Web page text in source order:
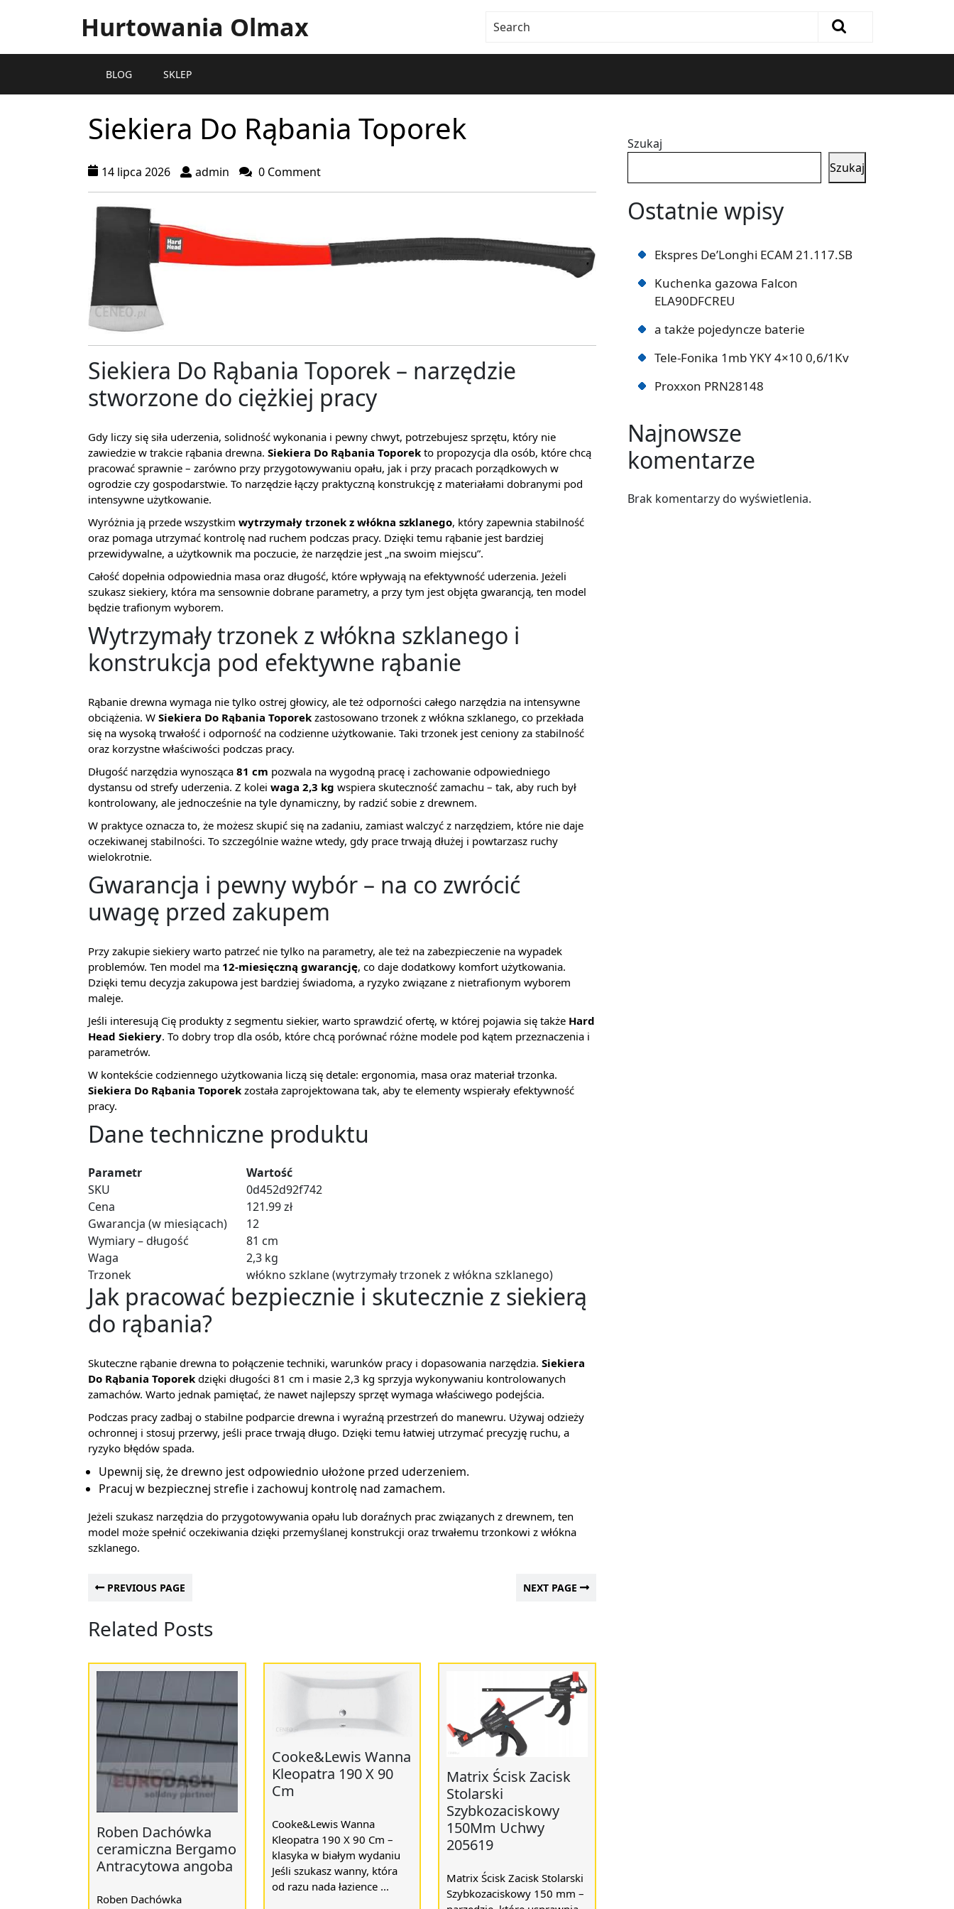
Hurtowania Olmax
BLOG SKLEP
Siekiera Do Rąbania Toporek
14 lipca 2026 admin 0 Comment
Siekiera Do Rąbania Toporek – narzędzie
stworzone do ciężkiej pracy
Gdy liczy się siła uderzenia, solidność wykonania i pewny chwyt, potrzebujesz sprzętu, który nie
zawiedzie w trakcie rąbania drewna. Siekiera Do Rąbania Toporek to propozycja dla osób, które chcą
pracować sprawnie – zarówno przy przygotowywaniu opału, jak i przy pracach porządkowych w
ogrodzie czy gospodarstwie. To narzędzie łączy praktyczną konstrukcję z materiałami dobranymi pod
intensywne użytkowanie.
Wyróżnia ją przede wszystkim wytrzymały trzonek z włókna szklanego, który zapewnia stabilność
oraz pomaga utrzymać kontrolę nad ruchem podczas pracy. Dzięki temu rąbanie jest bardziej
przewidywalne, a użytkownik ma poczucie, że narzędzie jest „na swoim miejscu”.
Całość dopełnia odpowiednia masa oraz długość, które wpływają na efektywność uderzenia. Jeżeli
szukasz siekiery, która ma sensownie dobrane parametry, a przy tym jest objęta gwarancją, ten model
będzie trafionym wyborem.
Wytrzymały trzonek z włókna szklanego i
konstrukcja pod efektywne rąbanie
Rąbanie drewna wymaga nie tylko ostrej głowicy, ale też odporności całego narzędzia na intensywne
obciążenia. W Siekiera Do Rąbania Toporek zastosowano trzonek z włókna szklanego, co przekłada
się na wysoką trwałość i odporność na codzienne użytkowanie. Taki trzonek jest ceniony za stabilność
oraz korzystne właściwości podczas pracy.
Długość narzędzia wynosząca 81 cm pozwala na wygodną pracę i zachowanie odpowiedniego
dystansu od strefy uderzenia. Z kolei waga 2,3 kg wspiera skuteczność zamachu – tak, aby ruch był
kontrolowany, ale jednocześnie na tyle dynamiczny, by radzić sobie z drewnem.
W praktyce oznacza to, że możesz skupić się na zadaniu, zamiast walczyć z narzędziem, które nie daje
oczekiwanej stabilności. To szczególnie ważne wtedy, gdy prace trwają dłużej i powtarzasz ruchy
wielokrotnie.
Gwarancja i pewny wybór – na co zwrócić
uwagę przed zakupem
Przy zakupie siekiery warto patrzeć nie tylko na parametry, ale też na zabezpieczenie na wypadek
problemów. Ten model ma 12-miesięczną gwarancję, co daje dodatkowy komfort użytkowania.
Dzięki temu decyzja zakupowa jest bardziej świadoma, a ryzyko związane z nietrafionym wyborem
maleje.
Jeśli interesują Cię produkty z segmentu siekier, warto sprawdzić ofertę, w której pojawia się także Hard
Head Siekiery. To dobry trop dla osób, które chcą porównać różne modele pod kątem przeznaczenia i
parametrów.
W kontekście codziennego użytkowania liczą się detale: ergonomia, masa oraz materiał trzonka.
Siekiera Do Rąbania Toporek została zaprojektowana tak, aby te elementy wspierały efektywność
pracy.
Dane techniczne produktu
Parametr
Wartość
SKU
0d452d92f742
Cena
121.99 zł
Gwarancja (w miesiącach)
12
Wymiary – długość
81 cm
Waga
2,3 kg
Trzonek
włókno szklane (wytrzymały trzonek z włókna szklanego)
Jak pracować bezpiecznie i skutecznie z siekierą
do rąbania?
Skuteczne rąbanie drewna to połączenie techniki, warunków pracy i dopasowania narzędzia. Siekiera
Do Rąbania Toporek dzięki długości 81 cm i masie 2,3 kg sprzyja wykonywaniu kontrolowanych
zamachów. Warto jednak pamiętać, że nawet najlepszy sprzęt wymaga właściwego podejścia.
Podczas pracy zadbaj o stabilne podparcie drewna i wyraźną przestrzeń do manewru. Używaj odzieży
ochronnej i stosuj przerwy, jeśli prace trwają długo. Dzięki temu łatwiej utrzymać precyzję ruchu, a
ryzyko błędów spada.
Upewnij się, że drewno jest odpowiednio ułożone przed uderzeniem.
Pracuj w bezpiecznej strefie i zachowuj kontrolę nad zamachem.
Jeżeli szukasz narzędzia do przygotowywania opału lub doraźnych prac związanych z drewnem, ten
model może spełnić oczekiwania dzięki przemyślanej konstrukcji oraz trwałemu trzonkowi z włókna
szklanego.
PREVIOUS PAGE NEXT PAGE
Related Posts
Roben Dachówka
ceramiczna Bergamo
Antracytowa angoba
Roben Dachówka
Cooke&Lewis Wanna
Kleopatra 190 X 90
Cm
Cooke&Lewis Wanna
Kleopatra 190 X 90 Cm –
klasyka w białym wydaniu
Jeśli szukasz wanny, która
od razu nada łazience ...
Matrix Ścisk Zacisk
Stolarski
Szybkozaciskowy
150Mm Uchwy
205619
Matrix Ścisk Zacisk Stolarski
Szybkozaciskowy 150 mm –
Szukaj
Szukaj
Ostatnie wpisy
Ekspres De’Longhi ECAM 21.117.SB
Kuchenka gazowa Falcon
ELA90DFCREU
a także pojedyncze baterie
Tele-Fonika 1mb YKY 4×10 0,6/1Kv
Proxxon PRN28148
Najnowsze
komentarze
Brak komentarzy do wyświetlenia.